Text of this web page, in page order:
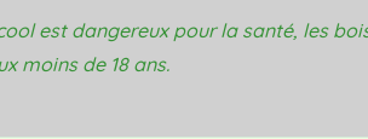
est dangereux pour la santé, les
moins de 18 ans.